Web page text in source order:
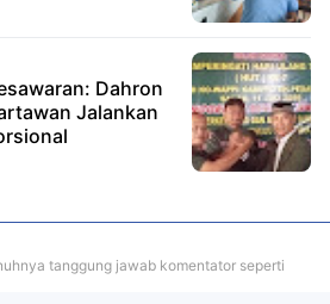
Dahron
Jalankan
tanggung jawab komentator seperti